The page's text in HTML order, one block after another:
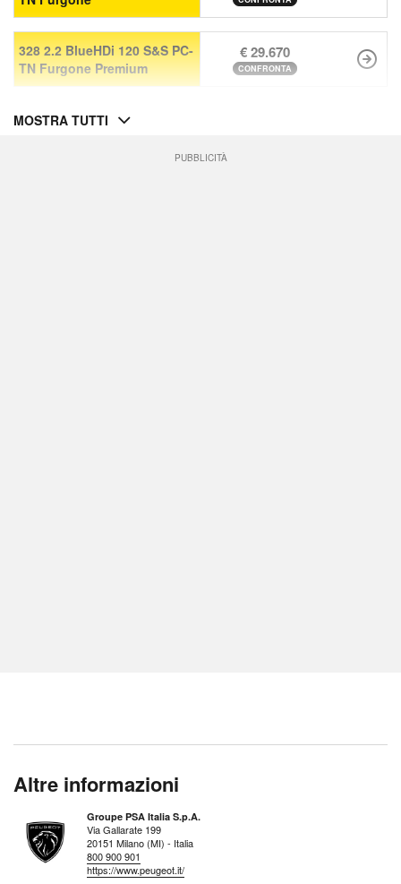
328 2.2 BlueHDi 120 S&S PC-
TN Furgone Premium
€ 29.670
CONFRONTA
MOSTRA TUTTI
PUBBLICITÀ
Altre informazioni
Groupe PSA Italia S.p.A.
Via Gallarate 199
20151 Milano (MI) - Italia
800 900 901
https://www.peugeot.it/